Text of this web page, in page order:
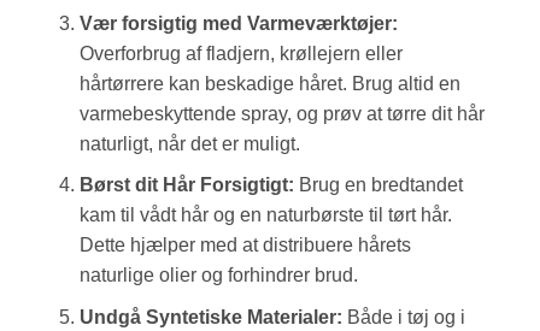
Vær forsigtig med Varmeværktøjer:
Overforbrug af fladjern, krøllejern eller
hårtørrere kan beskadige håret. Brug altid en
varmebeskyttende spray, og prøv at tørre dit hår
naturligt, når det er muligt.
Børst dit Hår Forsigtigt: Brug en bredtandet
kam til vådt hår og en naturbørste til tørt hår.
Dette hjælper med at distribuere hårets
naturlige olier og forhindrer brud.
Undgå Syntetiske Materialer: Både i tøj og i